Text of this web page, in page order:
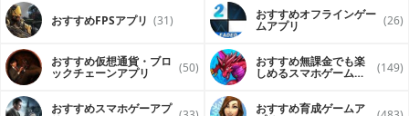
おすすめFPSアプリ (31) おすすめオフラインゲー
ムアプリ (26)
おすすめ仮想通貨・ブロ
ックチェーンアプリ (50) おすすめ無課金でも楽
しめるスマホゲームア (149)
おすすめスマホゲーアプ おすすめ育成ゲームア